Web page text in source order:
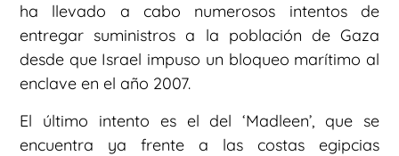
ha llevado a cabo numerosos intentos de
entregar suministros a la población de Gaza
desde que Israel impuso un bloqueo marítimo al
enclave en el año 2007.
El último intento es el del ‘Madleen’, que se
encuentra ya frente a las costas egipcias